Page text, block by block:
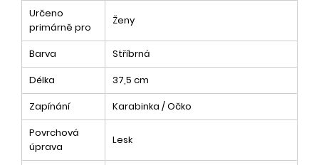
Určeno
primárně pro
Ženy
Barva
Stříbrná
Délka
37,5 cm
Zapínání
Karabinka / Očko
Povrchová
úprava
Lesk